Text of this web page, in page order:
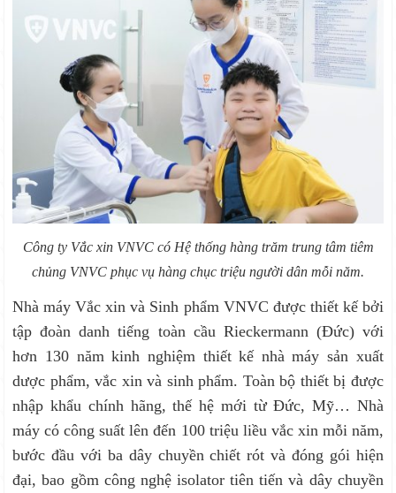
Công ty Vắc xin VNVC có Hệ thống hàng trăm trung tâm tiêm
chủng VNVC phục vụ hàng chục triệu người dân mỗi năm.
Nhà máy Vắc xin và Sinh phẩm VNVC được thiết kế bởi
tập đoàn danh tiếng toàn cầu Rieckermann (Đức) với
hơn 130 năm kinh nghiệm thiết kế nhà máy sản xuất
dược phẩm, vắc xin và sinh phẩm. Toàn bộ thiết bị được
nhập khẩu chính hãng, thế hệ mới từ Đức, Mỹ… Nhà
máy có công suất lên đến 100 triệu liều vắc xin mỗi năm,
bước đầu với ba dây chuyền chiết rót và đóng gói hiện
đại, bao gồm công nghệ isolator tiên tiến và dây chuyền